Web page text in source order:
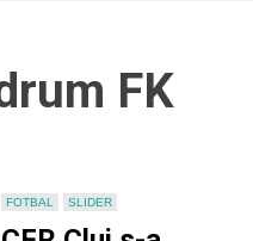
FK
FOTBAL SLIDER